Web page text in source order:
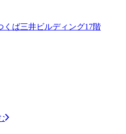
くば三井ビルディング17階